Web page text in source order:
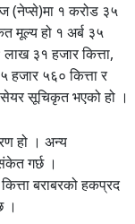
(नेप्से)मा १ करोड ३५
मूल्य हो १ अर्ब ३५
३१ हजार कित्ता,
५६० कित्ता र
सूचिकृत भएको हो ।
हो । अन्य
गर्छ ।
बराबरको हकप्रद
।